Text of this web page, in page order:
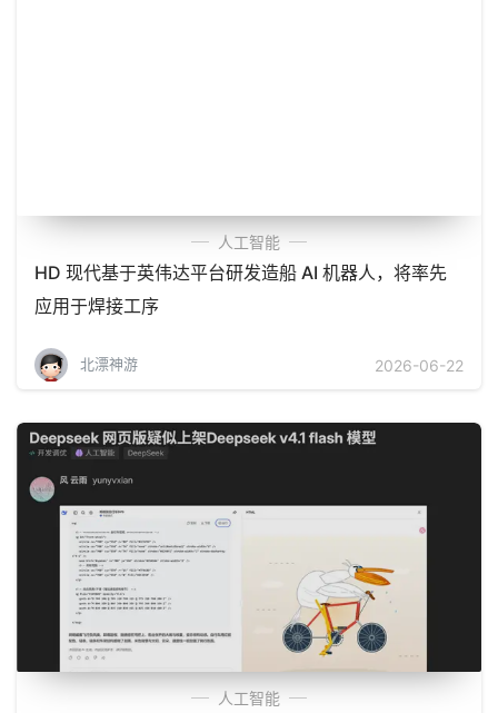
人工智能
HD 现代基于英伟达平台研发造船 AI 机器人，将率先
应用于焊接工序
北漂神游 2026-06-22
人工智能